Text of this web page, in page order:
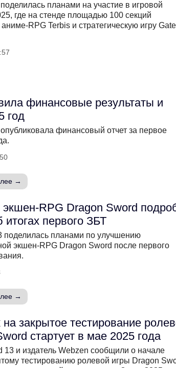
планами на участие в игровой
где на стенде площадью 100 секций
RPG Terbis и стратегическую игру
финансовые результаты и
год
финансовый отчет за первое
→
экшен-RPG Dragon Sword
итогах первого ЗБТ
поделилась планами по улучшению
экшен-RPG Dragon Sword после первого
→
закрытое тестирование
стартует в мае 2025 года
13 и издатель Webzen сообщили о начале
тестированию ролевой игры Dragon